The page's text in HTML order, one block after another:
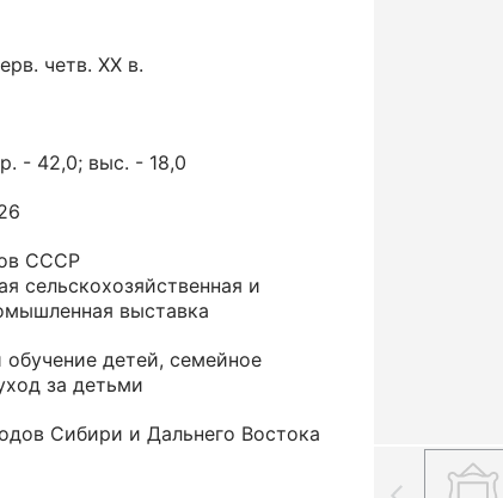
четв. XX в.
- 42,0; выс. - 18,0
СССР
сельскохозяйственная и
выставка
обучение детей, семейное
за детьми
Сибири и Дальнего Востока